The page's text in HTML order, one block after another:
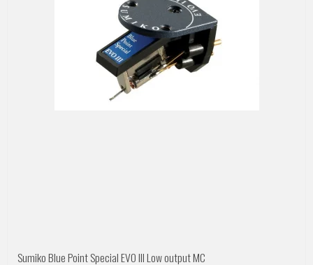
Sumiko Blue Point Special EVO III Low output MC